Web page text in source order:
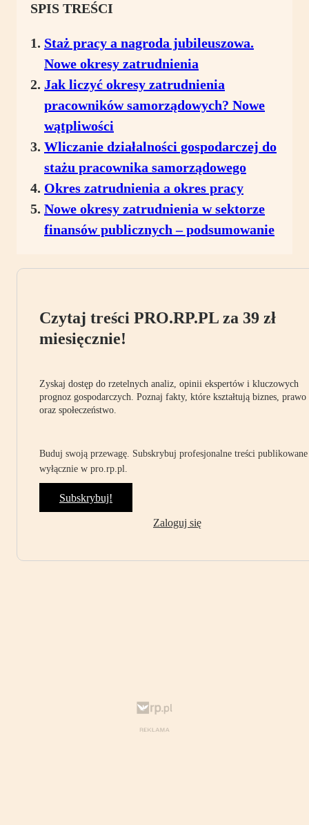
SPIS TREŚCI
Staż pracy a nagroda jubileuszowa.
Nowe okresy zatrudnienia
Jak liczyć okresy zatrudnienia
pracowników samorządowych? Nowe
wątpliwości
Wliczanie działalności gospodarczej do
stażu pracownika samorządowego
Okres zatrudnienia a okres pracy
Nowe okresy zatrudnienia w sektorze
finansów publicznych – podsumowanie
Czytaj treści PRO.RP.PL za 39 zł
miesięcznie!
Zyskaj dostęp do rzetelnych analiz, opinii ekspertów i kluczowych
prognoz gospodarczych. Poznaj fakty, które kształtują biznes, prawo
oraz społeczeństwo.
Buduj swoją przewagę. Subskrybuj profesjonalne treści publikowane
wyłącznie w pro.rp.pl.
Subskrybuj!
Zaloguj się